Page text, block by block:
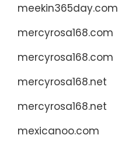
meekin365day.com
mercyrosa168.com
mercyrosa168.com
mercyrosa168.net
mercyrosa168.net
mexicanoo.com